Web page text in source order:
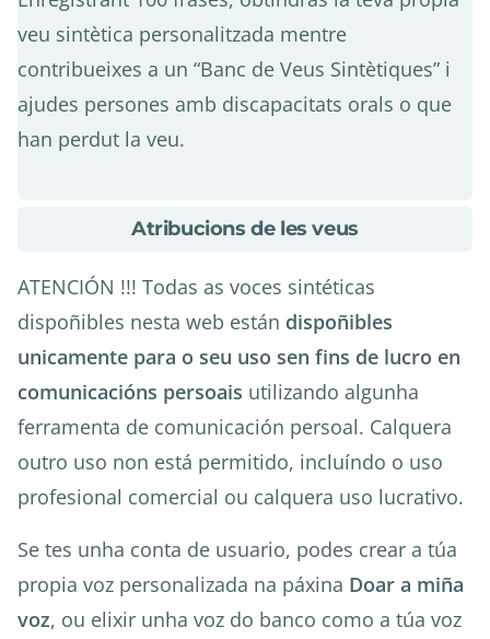
veu sintètica personalitzada mentre
contribueixes a un “Banc de Veus Sintètiques” i
ajudes persones amb discapacitats orals o que
han perdut la veu.
Atribucions de les veus
ATENCIÓN !!! Todas as voces sintéticas
dispoñibles nesta web están dispoñibles
unicamente para o seu uso sen fins de lucro en
comunicacións persoais utilizando algunha
ferramenta de comunicación persoal. Calquera
outro uso non está permitido, incluíndo o uso
profesional comercial ou calquera uso lucrativo.
Se tes unha conta de usuario, podes crear a túa
propia voz personalizada na páxina Doar a miña
voz, ou elixir unha voz do banco como a túa voz
about
de
les
veus